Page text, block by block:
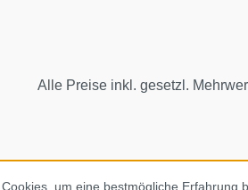
Alle Preise inkl. gesetzl.
um eine bestmögliche Erfahrung